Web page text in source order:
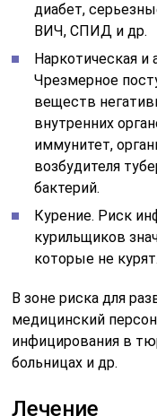
диабет,
ВИЧ, СПИД и др.
Наркотическая и
Чрезмерное
веществ
внутренних
иммунитет,
возбудителя
бактерий.
Курение. Риск
курильщиков
которые не курят.
В зоне риска для
медицинский
инфицирования в
больницах и др.
Лечение